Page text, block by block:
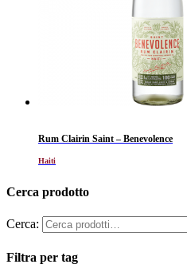
Rum Clairin Saint – Benevolence
Haiti
Cerca prodotto
Cerca:
Filtra per tag